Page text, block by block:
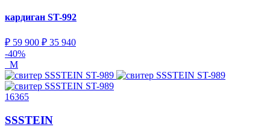
кардиган ST-992
₽ 59 900 ₽ 35 940
-40%
M
16365
SSSTEIN